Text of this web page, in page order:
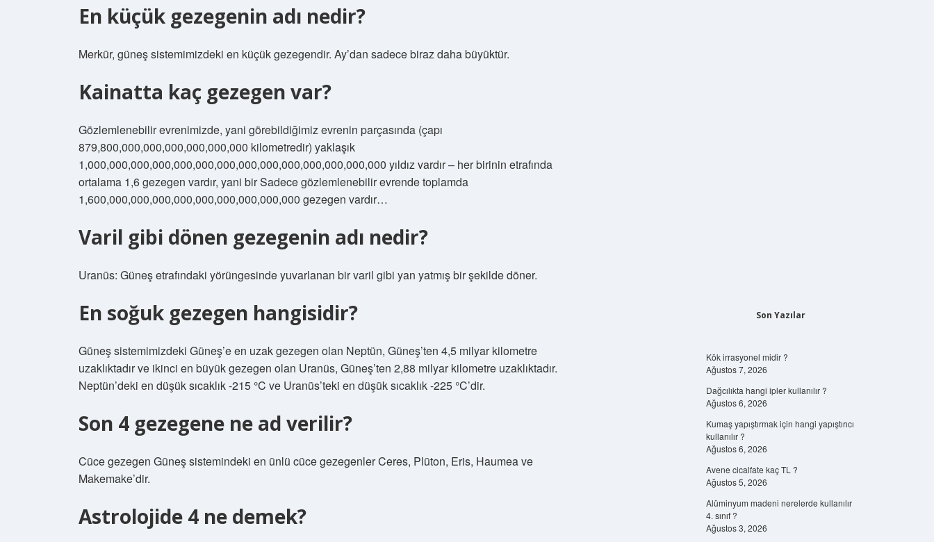
En küçük gezegenin adı nedir?
Merkür, güneş sistemimizdeki en küçük gezegendir. Ay’dan sadece biraz daha büyüktür.
Kainatta kaç gezegen var?
Gözlemlenebilir evrenimizde, yani görebildiğimiz evrenin parçasında (çapı
879,800,000,000,000,000,000,000 kilometredir) yaklaşık
1,000,000,000,000,000,000,000,000,000,000,000,000,000,000 yıldız vardır – her birinin etrafında
ortalama 1,6 gezegen vardır, yani bir Sadece gözlemlenebilir evrende toplamda
1,600,000,000,000,000,000,000,000,000,000 gezegen vardır…
Varil gibi dönen gezegenin adı nedir?
Uranüs: Güneş etrafındaki yörüngesinde yuvarlanan bir varil gibi yan yatmış bir şekilde döner.
En soğuk gezegen hangisidir?
Güneş sistemimizdeki Güneş’e en uzak gezegen olan Neptün, Güneş’ten 4,5 milyar kilometre
uzaklıktadır ve ikinci en büyük gezegen olan Uranüs, Güneş’ten 2,88 milyar kilometre uzaklıktadır.
Neptün’deki en düşük sıcaklık -215 °C ve Uranüs’teki en düşük sıcaklık -225 °C’dir.
Son 4 gezegene ne ad verilir?
Cüce gezegen Güneş sistemindeki en ünlü cüce gezegenler Ceres, Plüton, Eris, Haumea ve
Makemake’dir.
Astrolojide 4 ne demek?
Son Yazılar
Kök irrasyonel midir ?
Ağustos 7, 2026
Dağcılıkta hangi ipler kullanılır ?
Ağustos 6, 2026
Kumaş yapıştırmak için hangi yapıştırıcı
kullanılır ?
Ağustos 6, 2026
Avene cicalfate kaç TL ?
Ağustos 5, 2026
Alüminyum madeni nerelerde kullanılır
4. sınıf ?
Ağustos 3, 2026